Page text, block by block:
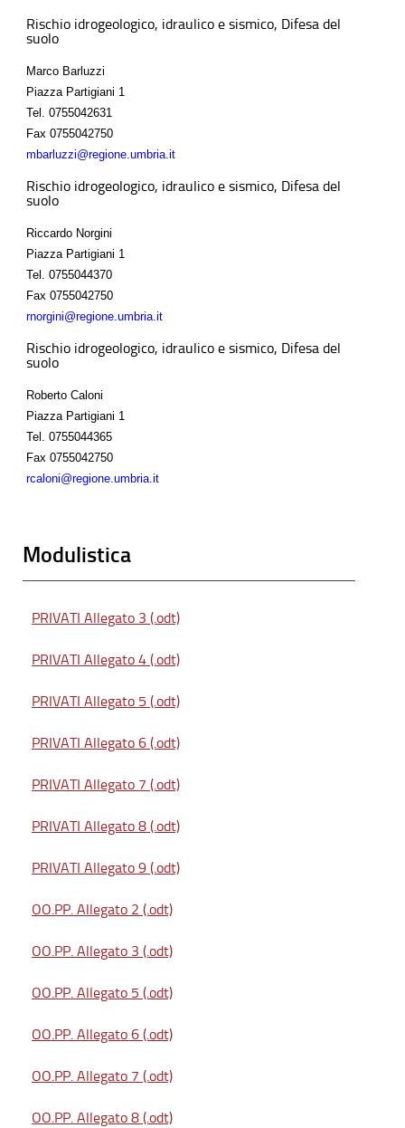
Rischio idrogeologico, idraulico e sismico, Difesa del
suolo
Marco Barluzzi
Piazza Partigiani 1
Tel.
0755042631
Fax 0755042750
mbarluzzi@regione.umbria.it
Rischio idrogeologico, idraulico e sismico, Difesa del
suolo
Riccardo Norgini
Piazza Partigiani 1
Tel.
0755044370
Fax 0755042750
rnorgini@regione.umbria.it
Rischio idrogeologico, idraulico e sismico, Difesa del
suolo
Roberto Caloni
Piazza Partigiani 1
Tel.
0755044365
Fax 0755042750
rcaloni@regione.umbria.it
Modulistica
PRIVATI Allegato 3 (.odt)
PRIVATI Allegato 4 (.odt)
PRIVATI Allegato 5 (.odt)
PRIVATI Allegato 6 (.odt)
PRIVATI Allegato 7 (.odt)
PRIVATI Allegato 8 (.odt)
PRIVATI Allegato 9 (.odt)
OO.PP. Allegato 2 (.odt)
OO.PP. Allegato 3 (.odt)
OO.PP. Allegato 5 (.odt)
OO.PP. Allegato 6 (.odt)
OO.PP. Allegato 7 (.odt)
OO.PP. Allegato 8 (.odt)